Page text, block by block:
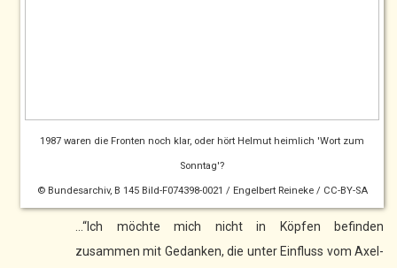
1987 waren die Fronten noch klar, oder hört Helmut heimlich 'Wort zum
Sonntag'?
© Bundesarchiv, B 145 Bild-F074398-0021 / Engelbert Reineke / CC-BY-SA
...“Ich möchte mich nicht in Köpfen befinden
zusammen mit Gedanken, die unter Einfluss vom Axel-